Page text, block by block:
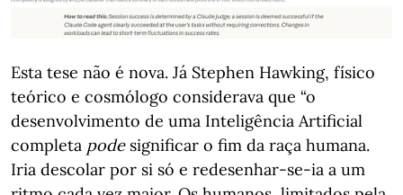
Esta tese não é nova. Já Stephen Hawking, físico
teórico e cosmólogo considerava que “o
desenvolvimento de uma Inteligência Artificial
completa podesignificar o fim da raça humana.
Iria descolar por si só e redesenhar-se-ia a um